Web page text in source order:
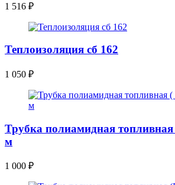
1 516 ₽
Теплоизоляция сб 162
1 050 ₽
Трубка полиамидная топливная
м
1 000 ₽